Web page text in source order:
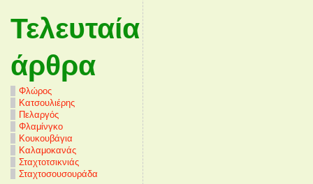
Τελευταία
άρθρα
Φλώρος
Κατσουλιέρης
Πελαργός
Φλαμίνγκο
Κουκουβάγια
Καλαμοκανάς
Σταχτοτσικνιάς
Σταχτοσουσουράδα